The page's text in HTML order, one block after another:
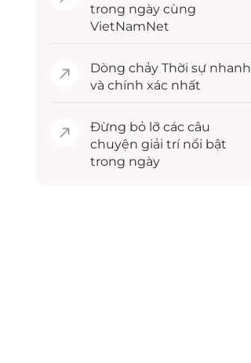
trong ngày cùng
VietNamNet
Dòng chảy Thời sự nhanh
và chính xác nhất
Đừng bỏ lỡ các câu
chuyện giải trínổi bật
trong ngày